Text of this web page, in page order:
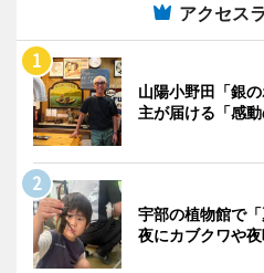
アクセス
山陽小野田「銀
主が届ける「感動
宇部の植物館で
夜にカブクワや